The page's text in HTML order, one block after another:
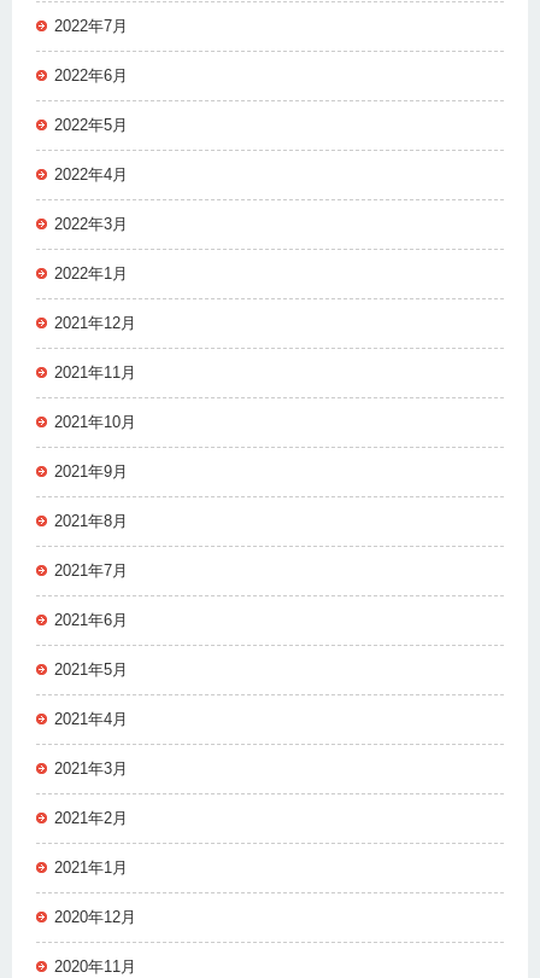
2022年7月
2022年6月
2022年5月
2022年4月
2022年3月
2022年1月
2021年12月
2021年11月
2021年10月
2021年9月
2021年8月
2021年7月
2021年6月
2021年5月
2021年4月
2021年3月
2021年2月
2021年1月
2020年12月
2020年11月